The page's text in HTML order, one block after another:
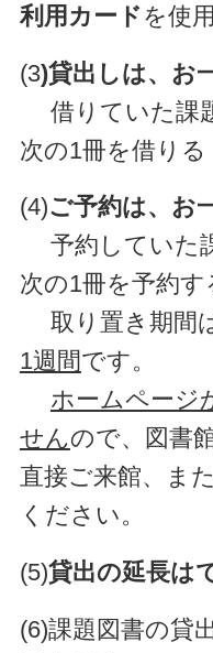
利用カードを使
(3)貸出しは、お
借りていた
次の1冊を借りる
(4)ご予約は、お
予約していた
次の1冊を予約す
取り置き期間
1週間です。
ホームページ
せんので、図書
直接ご来館、ま
ください。
(5)貸出の延長は
(6)課題図書の貸